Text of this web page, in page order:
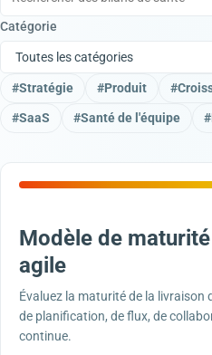
Catégorie
#Stratégie #Produit #
#SaaS #Santé de l'équipe #
Modèle de
agile
Évaluez la maturité de la livraison
de planification, de flux, de
continue.